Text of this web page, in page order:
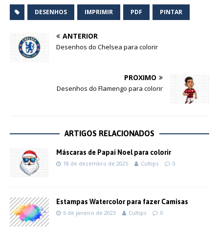
DESENHOS IMPRIMIR PDF PINTAR
ANTERIOR
Desenhos do Chelsea para colorir
PRÓXIMO
Desenhos do Flamengo para colorir
ARTIGOS RELACIONADOS
Máscaras de Papai Noel para colorir
18 de dezembro de 2025 Cultips 0
Estampas Watercolor para fazer Camisas
6 de janeiro de 2023 Cultips 0